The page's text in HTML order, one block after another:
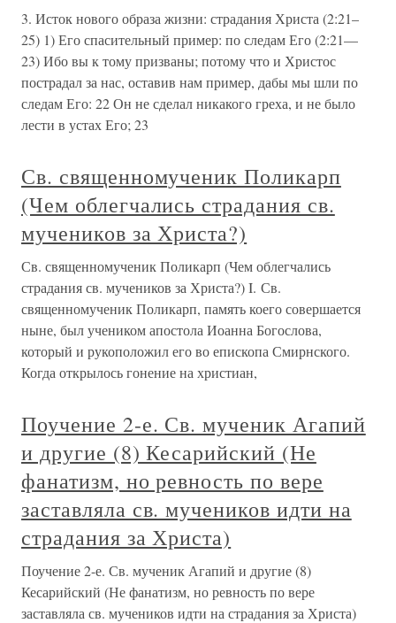
3. Исток нового образа жизни: страдания Христа (2:21–
25) 1) Его спасительный пример: по следам Его (2:21—
23) Ибо вы к тому призваны; потому что и Христос
пострадал за нас, оставив нам пример, дабы мы шли по
следам Его: 22 Он не сделал никакого греха, и не было
лести в устах Его; 23
Св. священномученик Поликарп
(Чем облегчались страдания св.
мучеников за Христа?)
Св. священномученик Поликарп (Чем облегчались
страдания св. мучеников за Христа?) I. Св.
священномученик Поликарп, память коего совершается
ныне, был учеником апостола Иоанна Богослова,
который и рукоположил его во епископа Смирнского.
Когда открылось гонение на христиан,
Поучение 2-е. Св. мученик Агапий
и другие (8) Кесарийский (Не
фанатизм, но ревность по вере
заставляла св. мучеников идти на
страдания за Христа)
Поучение 2-е. Св. мученик Агапий и другие (8)
Кесарийский (Не фанатизм, но ревность по вере
заставляла св. мучеников идти на страдания за Христа)